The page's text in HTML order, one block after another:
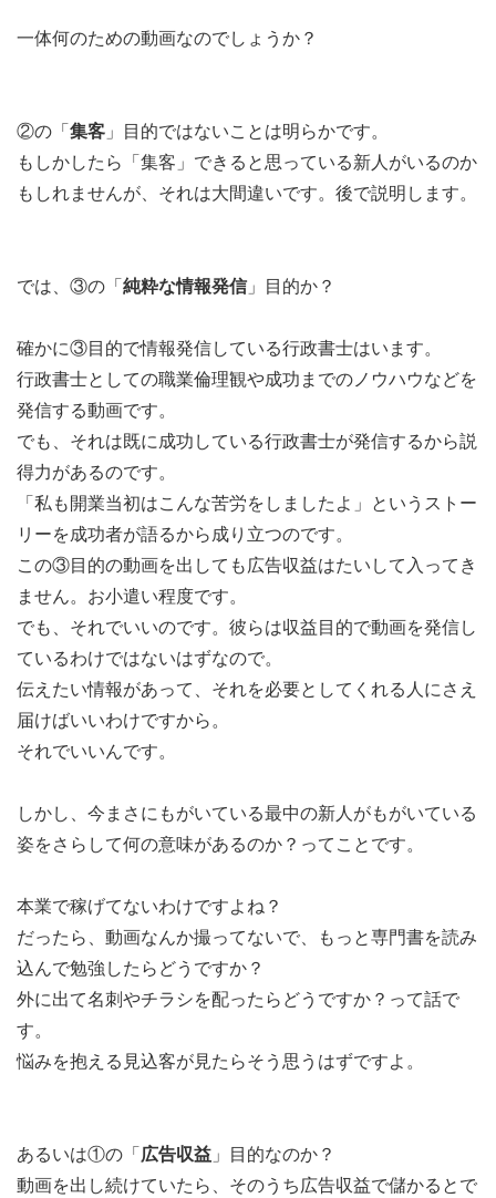
一体何のための動画なのでしょうか？
②の「 集客 」目的ではないことは明らかです。
もしかしたら「集客」できると思っている新人がいるのか
もしれませんが、それは大間違いです。後で説明します。
では、③の「 純粋な情報発信」目的か？
確かに③目的で情報発信している行政書士はいます。
行政書士としての職業倫理観や成功までのノウハウなどを
発信する動画です。
でも、それは既に成功している行政書士が発信するから説
得力があるのです。
「私も開業当初はこんな苦労をしましたよ」というストー
リーを成功者が語るから成り立つのです。
この③目的の動画を出しても広告収益はたいして入ってき
ません。お小遣い程度です。
でも、それでいいのです。彼らは収益目的で動画を発信し
ているわけではないはずなので。
伝えたい情報があって、それを必要としてくれる人にさえ
届けばいいわけですから。
それでいいんです。
しかし、今まさにもがいている最中の新人がもがいている
姿をさらして何の意味があるのか？ってことです。
本業で稼げてないわけですよね？
だったら、動画なんか撮ってないで、もっと専門書を読み
込んで勉強したらどうですか？
外に出て名刺やチラシを配ったらどうですか？って話で
す。
悩みを抱える見込客が見たらそう思うはずですよ。
あるいは①の「 広告収益 」目的なのか？
動画を出し続けていたら、そのうち広告収益で儲かるとで